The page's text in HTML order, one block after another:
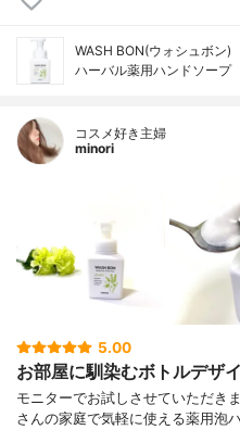
WASH BON(ウォシュボン)
ハーバル薬用ハンドソープ
コスメ好き主婦
minori
5.00
お部屋に馴染むボトルデザ
モニターでお試しさせていただき
さんの家庭で気軽に使える薬用泡